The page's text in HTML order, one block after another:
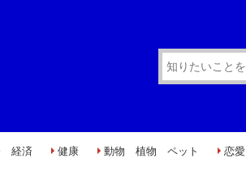
経済 健康 動物 植物 ペット 恋愛